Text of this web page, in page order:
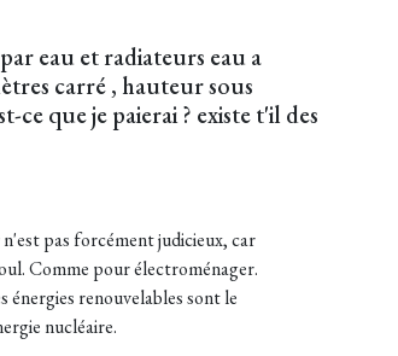
eau et radiateurs eau a
carré , hauteur sous
que je paierai ? existe t'il des
pas forcément judicieux, car
Comme pour électroménager.
énergies renouvelables sont le
nucléaire.